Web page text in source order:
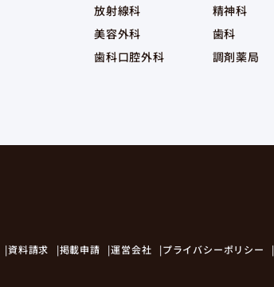
放射線科
精神科
美容外科
歯科
歯科口腔外科
調剤薬局
資料請求 掲載申請 運営会社 プライバシーポリシー